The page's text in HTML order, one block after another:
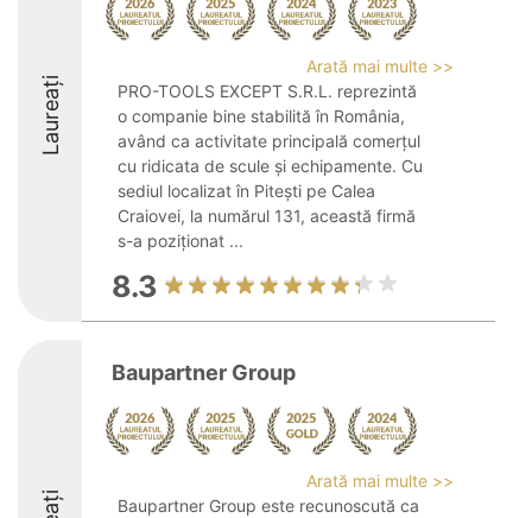
Laureați
Arată mai multe >>
PRO-TOOLS EXCEPT S.R.L. reprezintă
o companie bine stabilită în România,
având ca activitate principală comerțul
cu ridicata de scule și echipamente. Cu
sediul localizat în Pitești pe Calea
Craiovei, la numărul 131, această firmă
s-a poziționat ...
8.3
Baupartner Group
Arată mai multe >>
Baupartner Group este recunoscută ca